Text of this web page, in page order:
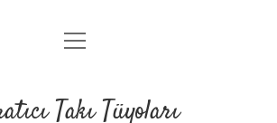
Anasayfa
menüyü
Takı Tüyoları